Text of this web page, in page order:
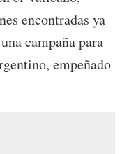
encontradas ya
campaña para
empeñado